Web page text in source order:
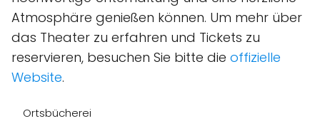
Atmosphäre genießen können. Um mehr über
das Theater zu erfahren und Tickets zu
reservieren, besuchen Sie bitte die offizielle
Website.
Ortsbücherei